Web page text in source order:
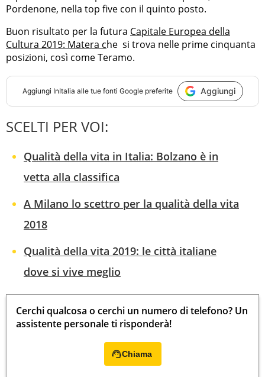
Pordenone, nella top five con il quinto posto.
Buon risultato per la futura Capitale Europea della
Cultura 2019: Matera che si trova nelle prime cinquanta
posizioni, così come Teramo.
Aggiungi InItalia alle tue fonti Google preferite Aggiungi
SCELTI PER VOI:
Qualità della vita in Italia: Bolzano è in
vetta alla classifica
A Milano lo scettro per la qualità della vita
2018
Qualità della vita 2019: le città italiane
dove si vive meglio
Cerchi qualcosa o cerchi un numero di telefono? Un
assistente personale ti risponderà!
Chiama